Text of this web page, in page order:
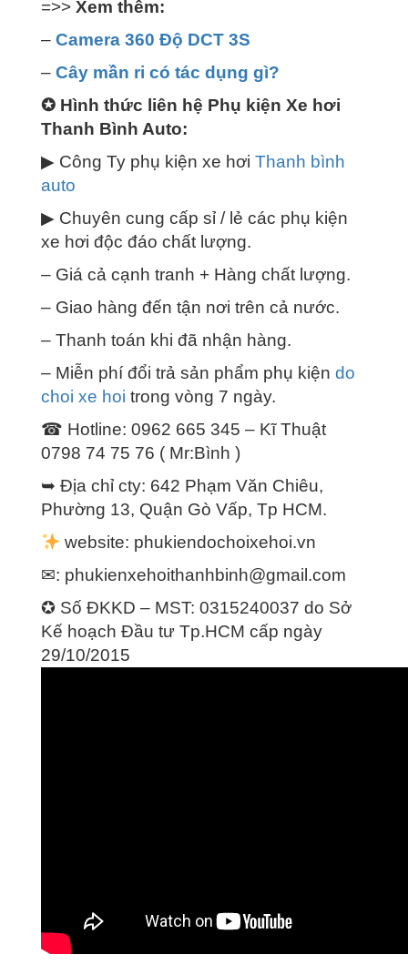
=>> Xem thêm:
– Camera 360 Độ DCT 3S
– Cây mần ri có tác dụng gì?
✪ Hình thức liên hệ Phụ kiện Xe hơi
Thanh Bình Auto:
▶ Công Ty phụ kiện xe hơi Thanh bình
auto
▶ Chuyên cung cấp sỉ / lẻ các phụ kiện
xe hơi độc đáo chất lượng.
– Giá cả cạnh tranh + Hàng chất lượng.
– Giao hàng đến tận nơi trên cả nước.
– Thanh toán khi đã nhận hàng.
– Miễn phí đổi trả sản phẩm phụ kiện do
choi xe hoi trong vòng 7 ngày.
☎ Hotline: 0962 665 345 – Kĩ Thuật
0798 74 75 76 ( Mr:Bình )
➥ Địa chỉ cty: 642 Phạm Văn Chiêu,
Phường 13, Quận Gò Vấp, Tp HCM.
website: phukiendochoixehoi.vn
✉: phukienxehoithanhbinh@gmail.com
✪ Số ĐKKD – MST: 0315240037 do Sở
Kế hoạch Đầu tư Tp.HCM cấp ngày
29/10/2015